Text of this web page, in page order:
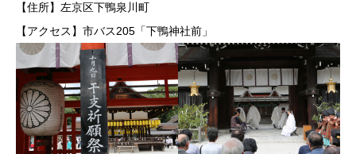
【住所】左京区下鴨泉川町
【アクセス】市バス205「下鴨神社前」